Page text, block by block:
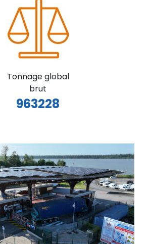
Tonnage global
brut
963228